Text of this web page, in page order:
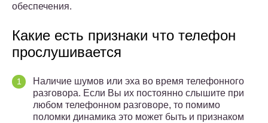
обеспечения.
Какие есть признаки что телефон
прослушивается
Наличие шумов или эха во время телефонного
разговора. Если Вы их постоянно слышите при
любом телефонном разговоре, то помимо
поломки динамика это может быть и признаком